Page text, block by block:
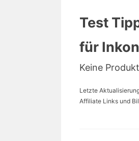
Test
für
Keine
Letzte
Affiliate Links und